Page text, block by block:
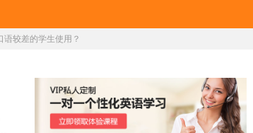
较差的学生使用？